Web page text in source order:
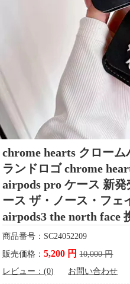
chrome hearts クロー
ランドロゴ chrome
airpods pro ケース 新
ース ザ・ノース・フェ
airpods3 the north face
商品番号：SC24052209
販売価格：5,200 円 10,000 円
レビュー：(0)
お問い合わせ